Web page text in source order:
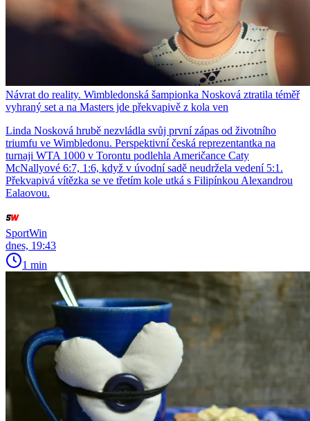
Návrat do reality. Wimbledonská šampionka Nosková ztratila téměř
vyhraný set a na Masters jde překvapivě z kola ven
Linda Nosková hrubě nezvládla svůj první zápas od životního
triumfu ve Wimbledonu. Perspektivní česká reprezentantka na
turnaji WTA 1000 v Torontu podlehla Američance Caty
McNallyové 6:7, 1:6, když v úvodní sadě neudržela vedení 5:1.
Překvapivá vítězka se ve třetím kole utká s Filipínkou Alexandrou
Ealaovou.
SportWin
dnes, 19:43
1 min